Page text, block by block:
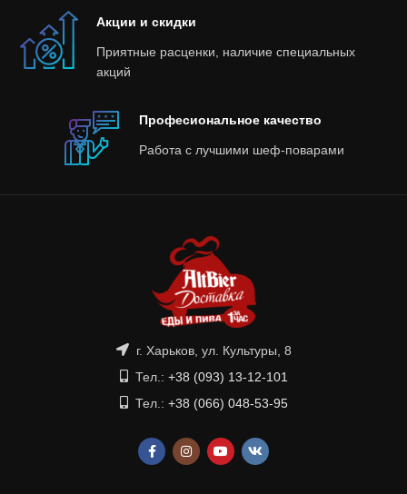
Акции и скидки
Приятные расценки, наличие специальных
акций
Професиональное качество
Работа с лучшими шеф-поварами
г. Харьков, ул. Культуры, 8
Тел.: +38 (093) 13-12-101
Тел.: +38 (066) 048-53-95